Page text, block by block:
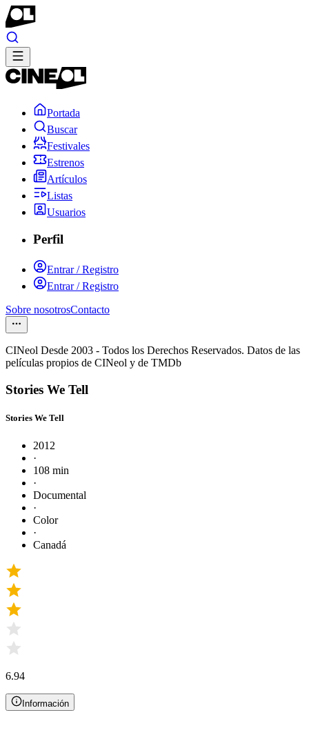
Portada
Buscar
Festivales
Estrenos
Artículos
Listas
Usuarios
Perfil
Entrar / Registro
Entrar / Registro
Sobre nosotrosContacto
CINeol Desde 2003 - Todos los Derechos Reservados. Datos de las
películas propios de CINeol y de TMDb
Stories We Tell
Stories We Tell
2012
·
108 min
·
Documental
·
Color
·
Canadá
6.94
Información